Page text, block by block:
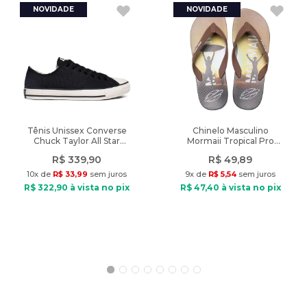
Nome do produto: Short Masculino Nico Boco Plus Size Liso
Indicado: Dia a dia
Composição: Poliéster e elastano
Tipo de tecido: Plano
Cintura: Média
Cós: Com elástico e cordão
Diferencial: Cós com elástico e cordão para ajuste no corpo, logo
da marca na barra e bolsos funcionais.
Peso do produto: 198g
Tênis Unissex Converse
Chuck Taylor All Star
R$ 339,90
10x de R$ 33,99 sem juros
R$ 322,90 à vista no pix
Chinelo Masculino
Mormaii Tropical Pro
R$ 49,89
9x de R$ 5,54 sem juros
R$ 47,40 à vista no pix